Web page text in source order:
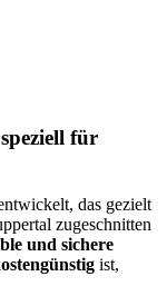
für
das gezielt
zugeschnitten
und sichere
ist,